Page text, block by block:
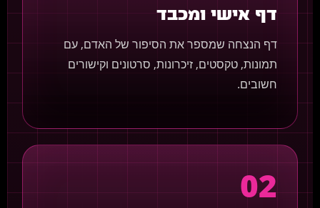
דף אישי ומכבד
דף הנצחה שמספר את הסיפור של האדם, עם
תמונות, טקסטים, זיכרונות, סרטונים וקישורים
חשובים.
02